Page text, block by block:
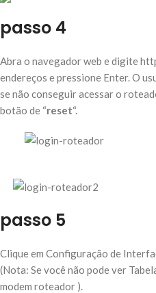
passo 4
Abra o navegador web e digite
endereços e pressione Enter. O
se não conseguir acessar o
botão de “reset“.
passo 5
Clique em Configuração de
(Nota: Se você não pode ver
modem roteador ).